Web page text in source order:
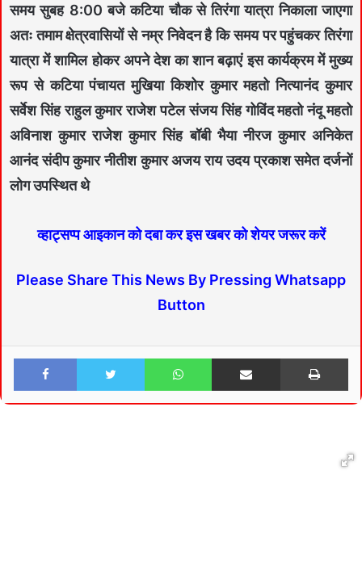
समय सुबह 8:00 बजे कटिया चौक से तिरंगा यात्रा निकाला जाएगा
अतः तमाम क्षेत्रवासियों से नम्र निवेदन है कि समय पर पहुंचकर तिरंगा
यात्रा में शामिल होकर अपने देश का शान बढ़ाएं इस कार्यक्रम में मुख्य
रूप से कटिया पंचायत मुखिया किशोर कुमार महतो नित्यानंद कुमार
सर्वेश सिंह राहुल कुमार राजेश पटेल संजय सिंह गोविंद महतो नंदू महतो
अविनाश कुमार राजेश कुमार सिंह बॉबी भैया नीरज कुमार अनिकेत
आनंद संदीप कुमार नीतीश कुमार अजय राय उदय प्रकाश समेत दर्जनों
लोग उपस्थित थे
व्हाट्सप्प आइकान को दबा कर इस खबर को शेयर जरूर करें
Please Share This News By Pressing Whatsapp
Button
Facebook Twitter WhatsApp Share via Email Print